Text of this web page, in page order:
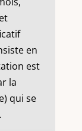
en
est
la
qui se